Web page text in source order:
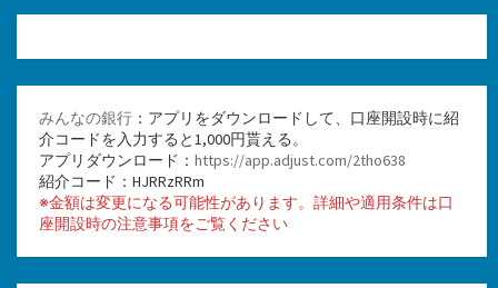
みんなの銀行 ：アプリをダウンロードして、口座開設時に紹
介コードを入力すると1,000円貰える。
アプリダウンロード： https://app.adjust.com/2tho638
紹介コード：HJRRzRRm
※金額は変更になる可能性があります。詳細や適用条件は口
座開設時の注意事項をご覧ください